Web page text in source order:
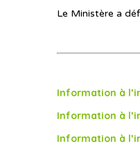
Le Ministère a
Information à
Information à
Information à